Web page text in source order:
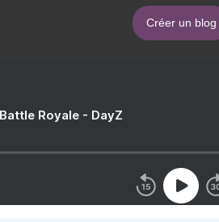
Créer un blog
Royale - DayZ